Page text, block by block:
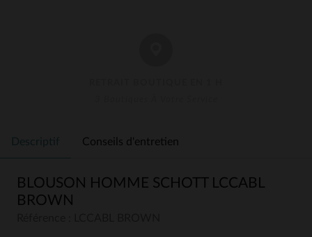
Descriptif Conseils d'entretien
BLOUSON HOMME SCHOTT LCCABL
BROWN